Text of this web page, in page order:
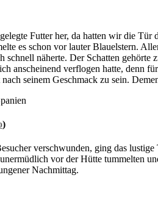
Futter her, da hatten wir die
es schon vor lauter Blauelstern.
schnell näherte. Der Schatten
anscheinend verflogen hatte, denn
seinem Geschmack zu sein.
)
verschwunden, ging das
vor der Hütte tummelten
Nachmittag.